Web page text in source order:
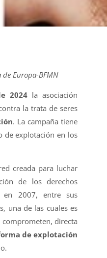
de Europa-BFMN
2024 la asociación
la trata de seres
. La campaña tiene
de explotación en los
creada para luchar
de los derechos
en 2007, entre sus
una de las cuales es
comprometen, directa
de explotación